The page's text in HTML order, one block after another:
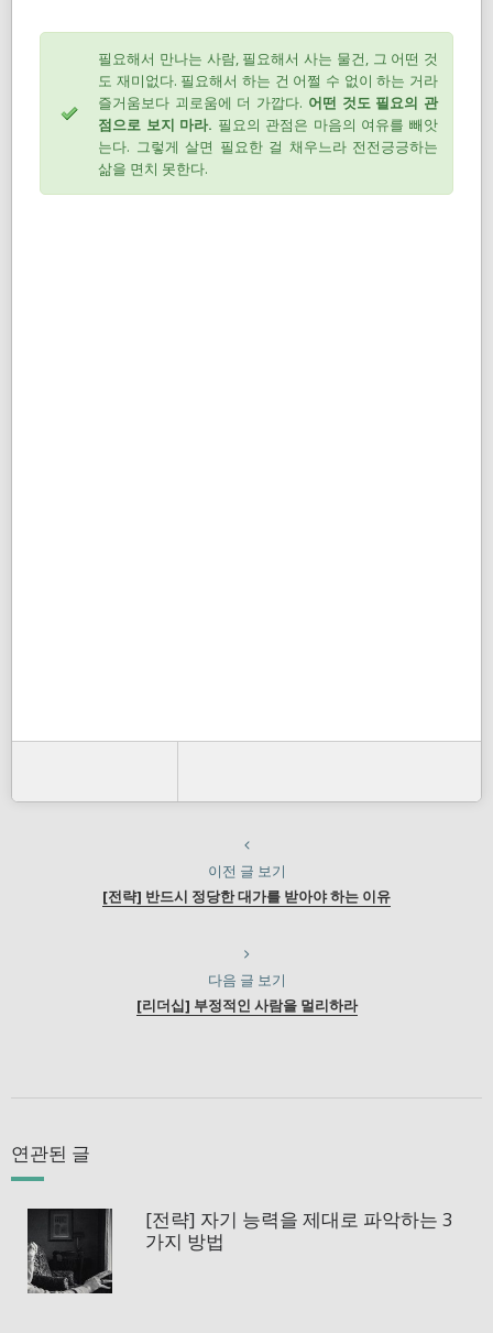
필요해서 만나는 사람, 필요해서 사는 물건, 그 어떤 것
도 재미없다. 필요해서 하는 건 어쩔 수 없이 하는 거라
즐거움보다 괴로움에 더 가깝다. 어떤 것도 필요의 관
점으로 보지 마라. 필요의 관점은 마음의 여유를 빼앗
는다. 그렇게 살면 필요한 걸 채우느라 전전긍긍하는
삶을 면치 못한다.
이전 글 보기
[전략] 반드시 정당한 대가를 받아야 하는 이유
다음 글 보기
[리더십] 부정적인 사람을 멀리하라
연관된 글
[전략] 자기 능력을 제대로 파악하는 3
가지 방법